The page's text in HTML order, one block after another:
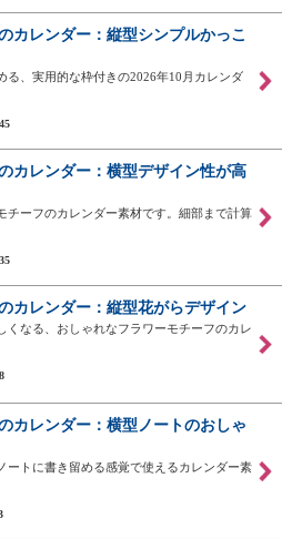
カレンダー：縦型シンプルかっこ
る、実用的な枠付きの2026年10月カレンダ
カレンダー：横型デザイン性が高
チーフのカレンダー素材です。細部まで計算
カレンダー：縦型花がらデザイン
くなる、おしゃれなフラワーモチーフのカレ
カレンダー：横型ノートのおしゃ
ートに書き留める感覚で使えるカレンダー素